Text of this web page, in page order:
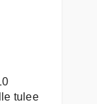
tulee